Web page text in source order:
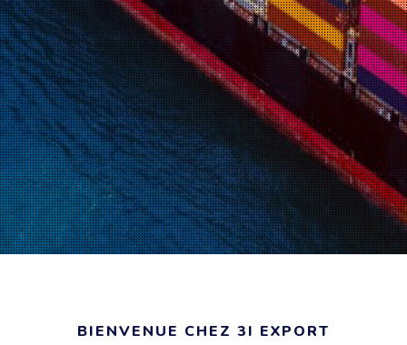
BIENVENUE CHEZ 3I EXPORT